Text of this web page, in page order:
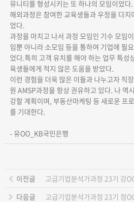
뮤니티를 형성시키는 또 하나의 모임이었
해외과정은 참여한 교육생들과 우정을 다
었다.
과정을 마치고 나서 과정 모임인 기수 모임
임뿐 아니라 소모임 등을 통하여 기업에 필
었다.특히 고객 유치를 해야 하는 업무 특성
육생들에게 적지 않은 도움을 받았다.
이런 경험을 더욱 많은 이들과 나누고자 직
원 AMSP과정을 항상 권유하고 있다. 나 역
강할 계획이며, 부동산마케팅 등 새로운 프
를 기대한다.
- 유OO_KB국민은행
이전글
고급기업분석가과정 23기 강
다음글
고급기업분석가과정 23기 정